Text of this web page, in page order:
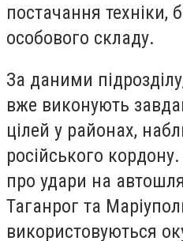
постачання техніки,
особового складу.
За даними
вже виконують
цілей у районах,
російського
про удари на
Таганрог та
використовуються